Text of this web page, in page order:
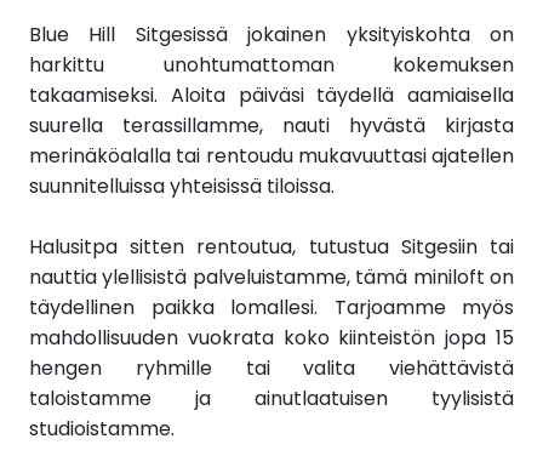
Blue Hill Sitgesissä jokainen yksityiskohta on
harkittu unohtumattoman kokemuksen
takaamiseksi. Aloita päiväsi täydellä aamiaisella
suurella terassillamme, nauti hyvästä kirjasta
merinäköalalla tai rentoudu mukavuuttasi ajatellen
suunnitelluissa yhteisissä tiloissa.
Halusitpa sitten rentoutua, tutustua Sitgesiin tai
nauttia ylellisistä palveluistamme, tämä miniloft on
täydellinen paikka lomallesi. Tarjoamme myös
mahdollisuuden vuokrata koko kiinteistön jopa 15
hengen ryhmille tai valita viehättävistä
taloistamme ja ainutlaatuisen tyylisistä
studioistamme.